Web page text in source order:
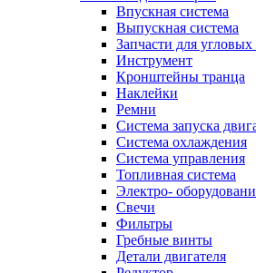
Впускная система
Выпускная система
Запчасти для
Инструмент
Кронштейны транца
Наклейки
Ремни
Система запуска
Система охлаждения
Система управления
Топливная система
Электро-
Свечи
Фильтры
Гребные винты
Детали двигателя